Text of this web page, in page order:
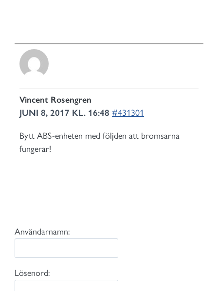
Vincent Rosengren
JUNI 8, 2017 KL. 16:48 #431301
Bytt ABS-enheten med följden att bromsarna
fungerar!
Användarnamn:
Lösenord: